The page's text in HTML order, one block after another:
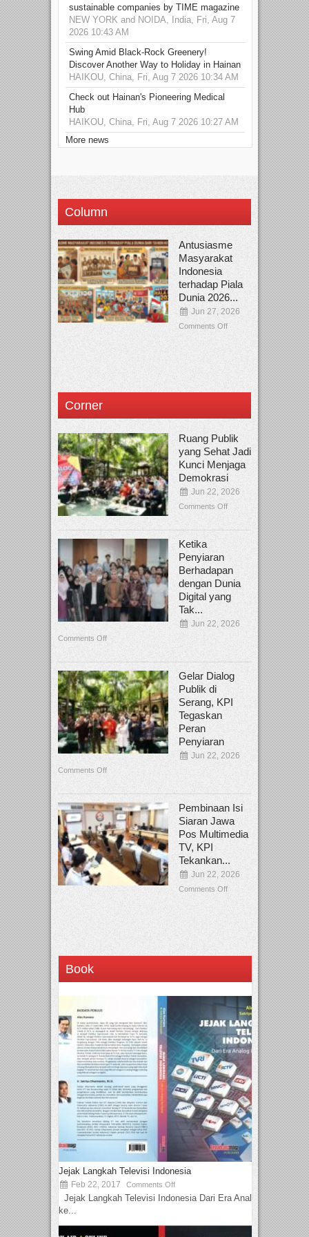
sustainable companies by TIME magazine
NEW YORK and NOIDA, India, Fri, Aug 7
2026 10:43 AM
Swing Amid Black‑Rock Greenery!
Discover Another Way to Holiday in Hainan
HAIKOU, China, Fri, Aug 7 2026 10:34 AM
Check out Hainan's Pioneering Medical
Hub
HAIKOU, China, Fri, Aug 7 2026 10:27 AM
More news
Column
Antusiasme
Masyarakat
Indonesia
terhadap Piala
Dunia 2026...
Jun 27, 2026
Comments Off
Corner
Ruang Publik
yang Sehat Jadi
Kunci Menjaga
Demokrasi
Jun 22, 2026
Comments Off
Ketika
Penyiaran
Berhadapan
dengan Dunia
Digital yang
Tak...
Jun 22, 2026
Comments Off
Gelar Dialog
Publik di
Serang, KPI
Tegaskan
Peran
Penyiaran
Jun 22, 2026
Comments Off
Pembinaan Isi
Siaran Jawa
Pos Multimedia
TV, KPI
Tekankan...
Jun 22, 2026
Comments Off
Book
Jejak Langkah Televisi Indonesia
Feb 22, 2017 Comments Off
Jejak Langkah Televisi Indonesia Dari Era Analog
ke...